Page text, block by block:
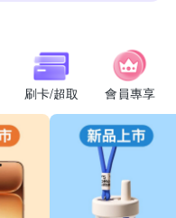
刷卡/超取 會員專享